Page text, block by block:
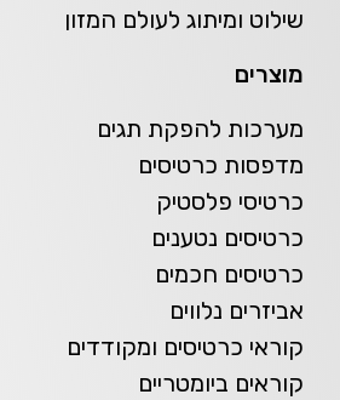
שילוט ומיתוג לעולם המזון
מוצרים
מערכות להפקת תגים
מדפסות כרטיסים
כרטיסי פלסטיק
כרטיסים נטענים
כרטיסים חכמים
אביזרים נלווים
קוראי כרטיסים ומקודדים
קוראים ביומטריים